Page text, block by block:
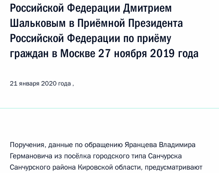
Российской Федерации Дмитрием
Шальковым в Приёмной Президента
Российской Федерации по приёму
граждан в Москве 27 ноября 2019 года
21 января 2020 года
Поручения, данные по обращению Яранцева Владимира
Германовича из посёлка городского типа Санчурска
Санчурского района Кировской области, предусматривают